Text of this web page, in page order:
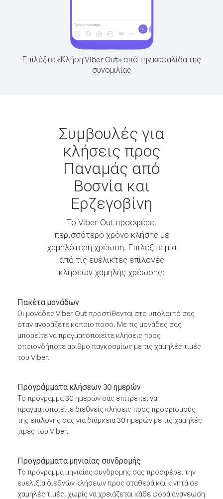
Επιλέξτε «Κλήση Viber Out» από την κεφαλίδα της
συνομιλίας
Συμβουλές για
κλήσεις προς
Παναμάς από
Βοσνία και
Ερζεγοβίνη
Το Viber Out προσφέρει
περισσότερο χρόνο κλήσης με
χαμηλότερη χρέωση. Επιλέξτε μία
από τις ευέλικτες επιλογές
κλήσεων χαμηλής χρέωσης:
Πακέτα μονάδων
Οι μονάδες Viber Out προστίθενται στο υπόλοιπό σας
όταν αγοράζετε κάποιο ποσό. Με τις μονάδες σας
μπορείτε να πραγματοποιείτε κλήσεις προς
οποιονδήποτε αριθμό παγκοσμίως με τις χαμηλές τιμές
του Viber.
Προγράμματα κλήσεων 30 ημερών
Το πρόγραμμα 30 ημερών σάς επιτρέπει να
πραγματοποιείτε διεθνείς κλήσεις προς προορισμούς
της επιλογής σας για διάρκεια 30 ημερών με τις χαμηλές
τιμές του Viber.
Προγράμματα μηνιαίας συνδρομής
Το πρόγραμμα μηνιαίας συνδρομής σάς προσφέρει την
ευελιξία διεθνών κλήσεων προς σταθερά και κινητά σε
χαμηλές τιμές, χωρίς να χρειάζεται κάθε φορά ανανέωση